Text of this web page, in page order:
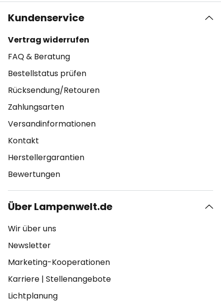
Kundenservice
Vertrag widerrufen
FAQ & Beratung
Bestellstatus prüfen
Rücksendung/Retouren
Zahlungsarten
Versandinformationen
Kontakt
Herstellergarantien
Bewertungen
Über Lampenwelt.de
Wir über uns
Newsletter
Marketing-Kooperationen
Karriere | Stellenangebote
Lichtplanung